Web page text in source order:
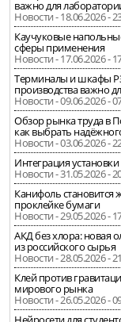
важно для
Новости - 18.06.2026 -
Каучуковые
сферы применения
Новости - 17.06.2026 -
Терминалы и шкафы
производства важно
Новости - 09.06.2026 -
Обзор рынка труда в
как выбрать
Новости - 03.06.2026 -
Интеграция
Новости - 31.05.2026 -
Канифоль становится
проклейке бумаги
Новости - 29.05.2026 -
АКД без хлора: новая
из российского сырья
Новости - 28.05.2026 -
Клей против
мирового рынка
Новости - 26.05.2026 -